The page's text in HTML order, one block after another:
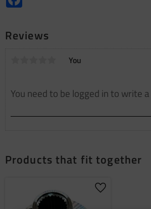
Reviews
You
Products that fit together
Add to favorites